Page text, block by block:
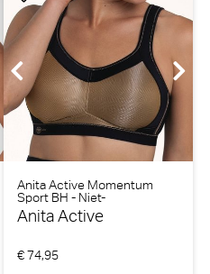
Anita Active Momentum
Sport BH - Niet-
voorgevormd (Goud)
Anita Active
€ 74,95